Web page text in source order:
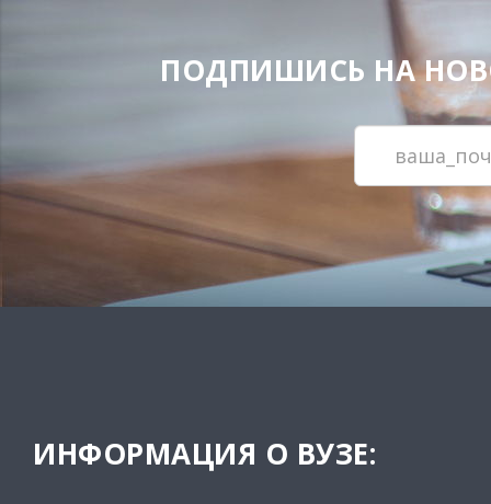
ПОДПИШИСЬ НА
ИНФОРМАЦИЯ О ВУЗЕ: